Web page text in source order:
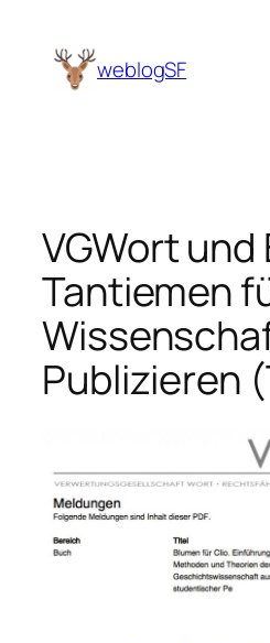
Inhalt
springen weblogSF
VGWort und
Tantiemen
Publizieren